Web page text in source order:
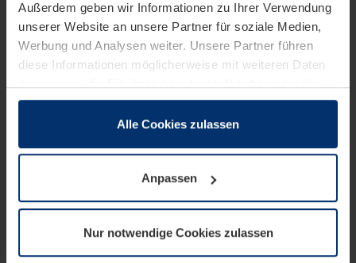
Außerdem geben wir Informationen zu Ihrer Verwendung
unserer Website an unsere Partner für soziale Medien,
Werbung und Analysen weiter. Unsere Partner führen
diese Informationen möglicherweise mit weiteren Daten
sie im Rahmen Ihrer Nutzung der Dienste gesammelt
wenn diese für den Betrieb dieser Seite unbedingt
notwendig sind. Für alle anderen Cookie-Typen benötigen
wir Ihre Erlaubnis. Ihre Einwilligung können Sie jederzeit
Datenschutzerklärungunserer Website ändern oder
widerrufen.
Alle Cookies zulassen
Anpassen
Nur notwendige Cookies zulassen